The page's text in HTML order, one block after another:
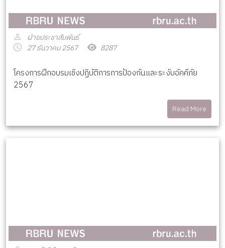
ฝ่ายประชาสัมพันธ์
27 ธันวาคม 2567
8287
โครงการฝึกอบรมเชิงปฏิบัติการการป้องกันและระงับอัคคีภัย
2567
Read More